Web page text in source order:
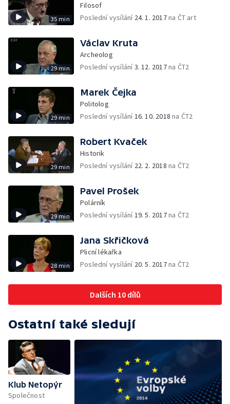
35 min
Filosof
Poslední vysílání 24. 1. 2017na ČT art
29 min
Václav Kruta
Archeolog
Poslední vysílání3. 12. 2017na ČT2
29 min
Marek Čejka
Politolog
Poslední vysílání16. 10. 2018 na ČT2
29 min
Robert Kvaček
Historik
Poslední vysílání 22. 2. 2018 na ČT2
29 min
Pavel Prošek
Polárník
Poslední vysílání19. 5. 2017na ČT2
28 min
Jana Skřičková
Plicní lékařka
Poslední vysílání 20. 5. 2017na ČT2
Dalších 10 dílů
Ostatní také sledují
Klub Netopýr
Společnost